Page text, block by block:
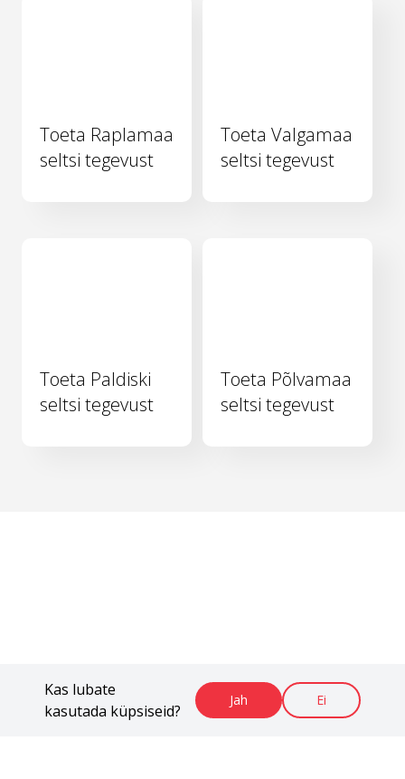
Kas lubate
kasutada küpsiseid?
Jah Ei
Toeta Raplamaa
seltsi tegevust
Toeta Valgamaa
seltsi tegevust
Toeta Paldiski
seltsi tegevust
Toeta Põlvamaa
seltsi tegevust